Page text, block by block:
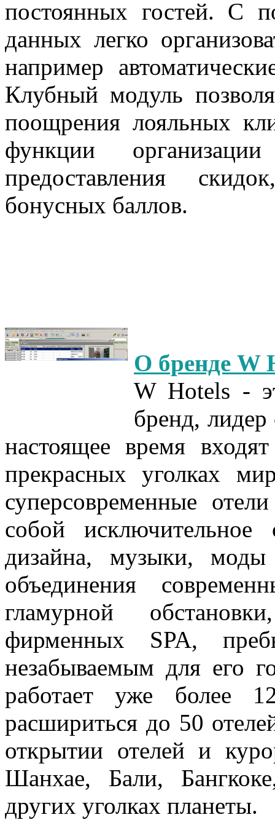
постоянных гостей. С
данных легко
например
Клубный модуль
поощрения лояльных
функции
предоставления
бонусных баллов.
О бренде W
W Hotels -
бренд, лидер
настоящее время
прекрасных уголках
суперсовременные
собой исключительное
дизайна, музыки, моды
объединения
гламурной
фирменных SPA,
незабываемым для его
работает уже более
расшириться до 50
открытии отелей и
Шанхае, Бали,
других уголках планеты.